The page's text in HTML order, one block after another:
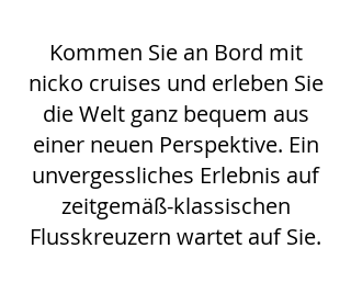
Kommen Sie an Bord mit
nicko cruises und erleben Sie
die Welt ganz bequem aus
einer neuen Perspektive. Ein
unvergessliches Erlebnis auf
zeitgemäß-klassischen
Flusskreuzern wartet auf Sie.